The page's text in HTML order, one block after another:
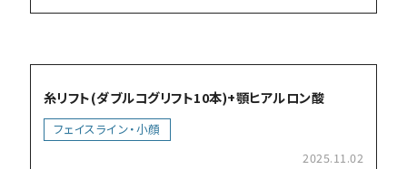
糸リフト(ダブルコグリフト10本)+顎ヒアルロン酸
フェイスライン・小顔
2025.11.02